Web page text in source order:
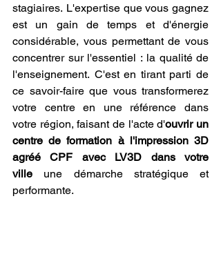
stagiaires. L'expertise que vous gagnez
est un gain de temps et d'énergie
considérable, vous permettant de vous
concentrer sur l'essentiel : la qualité de
l'enseignement. C'est en tirant parti de
ce savoir-faire que vous transformerez
votre centre en une référence dans
votre région, faisant de l'acte d'ouvrir un
centre de formation à l'impression 3D
agréé CPF avec LV3D dans votre
ville une démarche stratégique et
performante.